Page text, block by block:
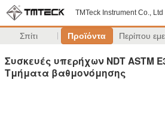
TMTeck Instrument Co., Ltd
Σπίτι Προϊόντα Περίπου
Συσκευές υπερήχων NDT ASTM
Τμήματα βαθμονόμησης